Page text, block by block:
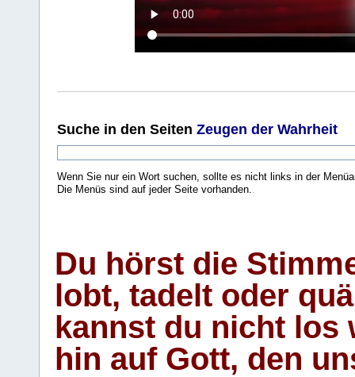
Suche in den Seiten Zeugen der Wahrheit
Wenn Sie nur ein Wort suchen, sollte es nicht links in der
Die Menüs sind auf jeder Seite vorhanden..
Du hörst die
lobt, tadelt oder
kannst du nicht los
hin auf Gott, den